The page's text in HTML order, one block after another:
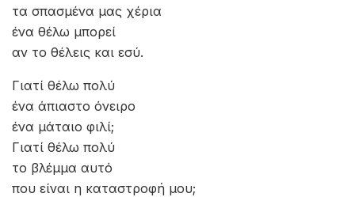
τα σπασμένα μας χέρια
ένα θέλω μπορεί
αν το θέλεις και εσύ.
Γιατί θέλω πολύ
ένα άπιαστο όνειρο
ένα μάταιο φιλί;
Γιατί θέλω πολύ
το βλέμμα αυτό
που είναι η καταστροφή μου;